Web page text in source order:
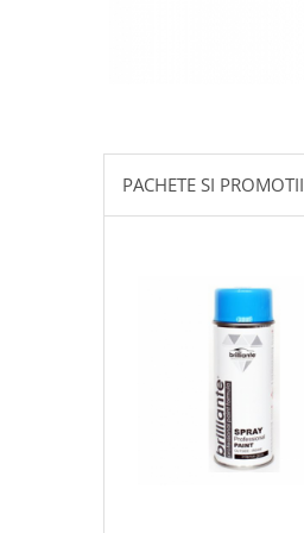
Intretinere si Cosmetica Auto
Produse curatare interior auto
Spuma activa & detergenti auto
PACHETE SI PROMOTII